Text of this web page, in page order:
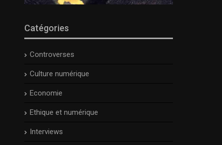
Catégories
Controverses
Culture numérique
Economie
Ethique et numérique
Interviews